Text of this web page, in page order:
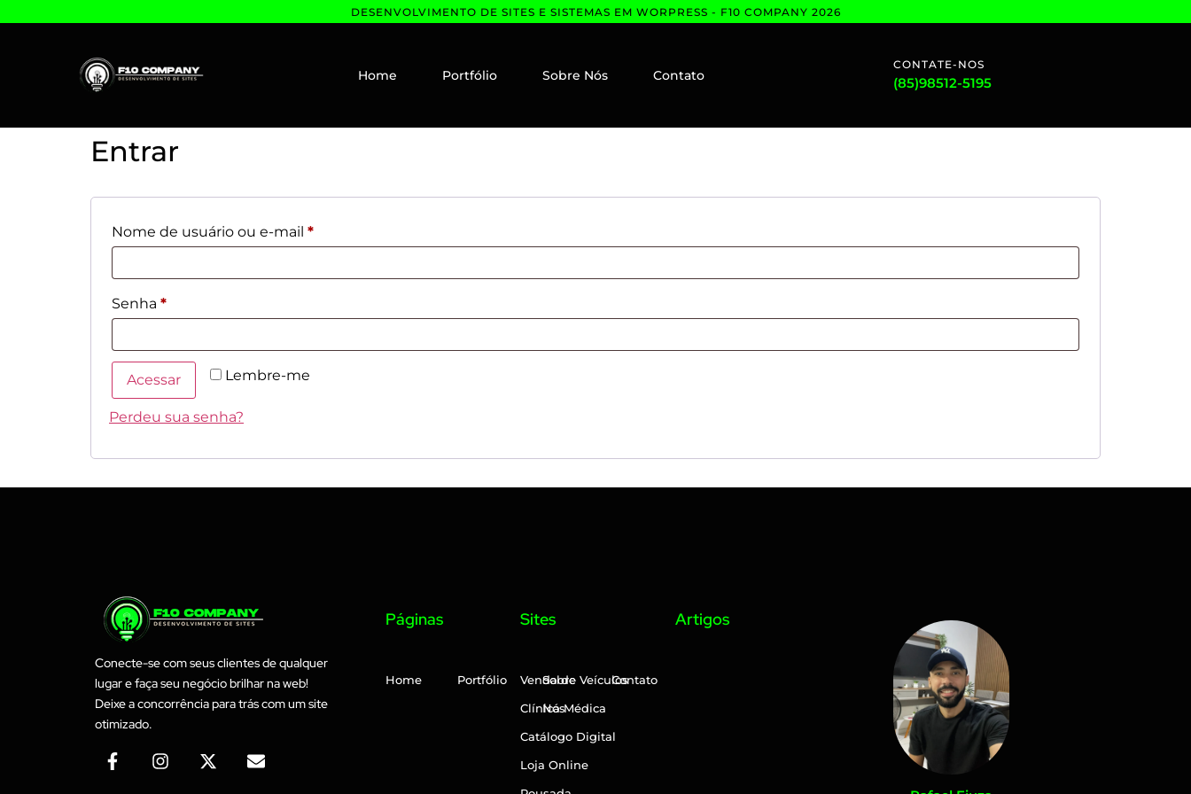
DESENVOLVIMENTO DE SITES E SISTEMAS EM WORPRESS - F10 COMPANY 2026
Home Portfólio Sobre Nós Contato
CONTATE-NOS
(85)98512-5195
Entrar
Nome de usuário ou e-mail *
Senha *
Lembre-me
Acessar
Perdeu sua senha?
Conecte-se com seus clientes de qualquer
lugar e faça seu negócio brilhar na web!
Deixe a concorrência para trás com um site
otimizado.
Páginas
Home Portfólio
Sobre
Nós
Contato
Sites
Venda de Veículos
Clínica Médica
Catálogo Digital
Loja Online
Artigos